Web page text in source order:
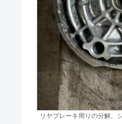
リヤブレーキ周りの分解。